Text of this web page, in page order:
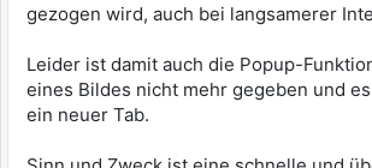
gezogen wird, auch bei langsamerer
Leider ist damit auch die Popup-
eines Bildes nicht mehr gegeben und
ein neuer Tab.